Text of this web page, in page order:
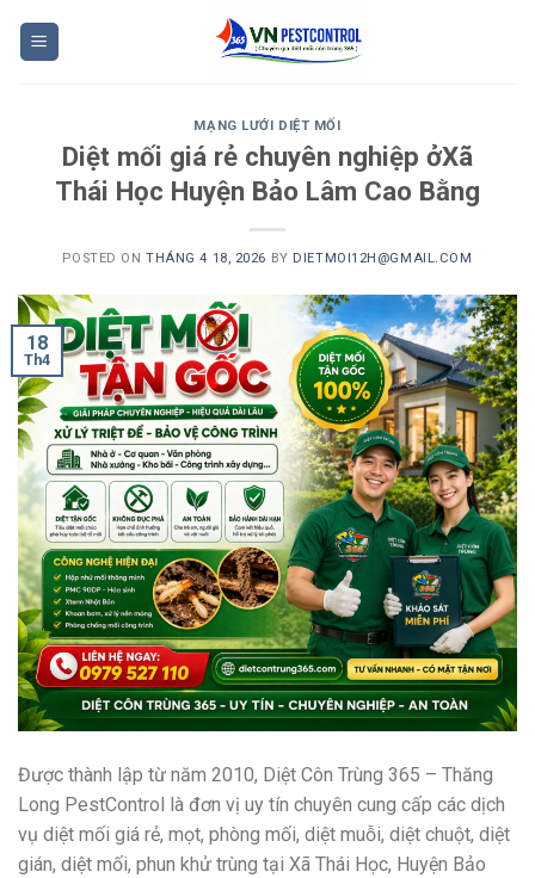
MẠNG LƯỚI DIỆT MỐI
Diệt mối giá rẻ chuyên nghiệp ởXã
Thái Học Huyện Bảo Lâm Cao Bằng
POSTED ONTHÁNG 4 18, 2026 BY DIETMOI12H@GMAIL.COM
18
Th4
Được thành lập từ năm 2010, Diệt Côn Trùng 365 – Thăng
Long PestControl là đơn vị uy tín chuyên cung cấp các dịch
vụ diệt mối giá rẻ, mọt, phòng mối, diệt muỗi, diệt chuột, diệt
gián, diệt mối, phun khử trùng tại Xã Thái Học, Huyện Bảo